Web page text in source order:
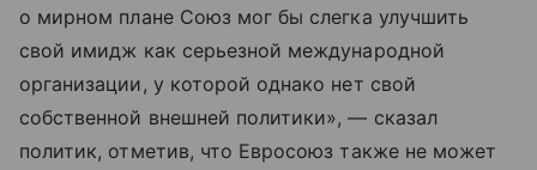
о мирном плане Союз мог бы слегка улучшить
свой имидж как серьезной международной
организации, у которой однако нет свой
собственной внешней политики», — сказал
политик, отметив, что Евросоюз также не может